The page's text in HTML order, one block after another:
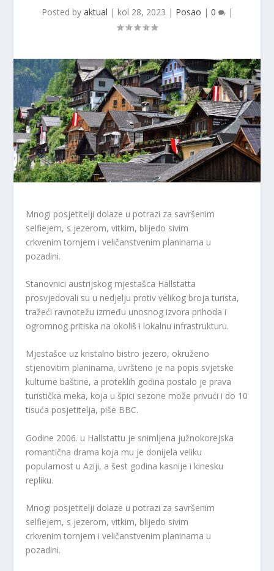
Posted by aktual | kol 28, 2023 | Posao | 0 |
Mnogi posjetitelji dolaze u potrazi za savršenim
selfiejem, s jezerom, vitkim, blijedo sivim
crkvenim tornjem i veličanstvenim planinama u
pozadini.
Stanovnici austrijskog mjestašca Hallstatta
prosvjedovali su u nedjelju protiv velikog broja turista,
tražeći ravnotežu između unosnog izvora prihoda i
ogromnog pritiska na okoliš i lokalnu infrastrukturu.
Mjestašce uz kristalno bistro jezero, okruženo
stjenovitim planinama, uvršteno je na popis svjetske
kulturne baštine, a proteklih godina postalo je prava
turistička meka, koja u špici sezone može privući i do 10
tisuća posjetitelja, piše BBC.
Godine 2006. u Hallstattu je snimljena južnokorejska
romantična drama koja mu je donijela veliku
popularnost u Aziji, a šest godina kasnije i kinesku
repliku.
Mnogi posjetitelji dolaze u potrazi za savršenim
selfiejem, s jezerom, vitkim, blijedo sivim
crkvenim tornjem i veličanstvenim planinama u
pozadini.